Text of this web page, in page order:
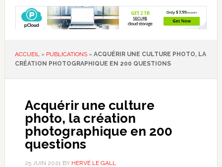
ACCUEIL » PUBLICATIONS» ACQUÉRIR UNE CULTURE PHOTO, LA
CRÉATION PHOTOGRAPHIQUE EN 200 QUESTIONS
Acquérir une culture
photo, la création
photographique en 200
questions
25 JUIN 2021 BY HERVÉ LE GALL